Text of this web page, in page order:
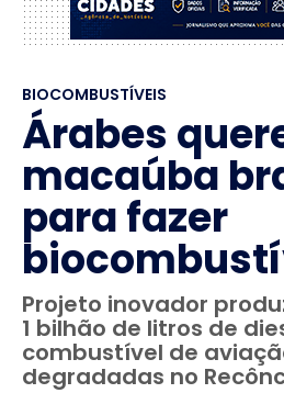
BIOCOMBUSTÍVEIS
Árabes
macaúba
para fazer
Projeto inovador
1 bilhão de litros de
combustível de
degradadas no